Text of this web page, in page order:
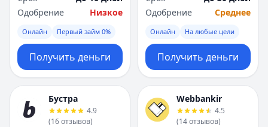
Одобрение
Низкое
Онлайн Первый займ 0%
Получить деньги
Одобрение
Среднее
Онлайн На любые цели
Получить деньги
Бустра
4.9
(16отзывов)
Webbankir
4.5
(14отзывов)